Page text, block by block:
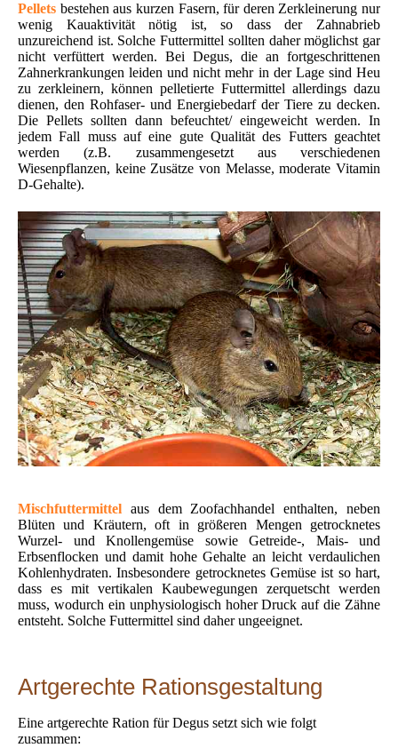
Pellets bestehen aus kurzen Fasern, für deren Zerkleinerung nur
wenig Kauaktivität nötig ist, so dass der Zahnabrieb
unzureichend ist. Solche Futtermittel sollten daher möglichst gar
nicht verfüttert werden. Bei Degus, die an fortgeschrittenen
Zahnerkrankungen leiden und nicht mehr in der Lage sind Heu
zu zerkleinern, können pelletierte Futtermittel allerdings dazu
dienen, den Rohfaser- und Energiebedarf der Tiere zu decken.
Die Pellets sollten dann befeuchtet/ eingeweicht werden. In
jedem Fall muss auf eine gute Qualität des Futters geachtet
werden (z.B. zusammengesetzt aus verschiedenen
Wiesenpflanzen, keine Zusätze von Melasse, moderate Vitamin
D-Gehalte).
Mischfuttermittel aus dem Zoofachhandel enthalten, neben
Blüten und Kräutern, oft in größeren Mengen getrocknetes
Wurzel- und Knollengemüse sowie Getreide-, Mais- und
Erbsenflocken und damit hohe Gehalte an leicht verdaulichen
Kohlenhydraten. Insbesondere getrocknetes Gemüse ist so hart,
dass es mit vertikalen Kaubewegungen zerquetscht werden
muss, wodurch ein unphysiologisch hoher Druck auf die Zähne
entsteht. Solche Futtermittel sind daher ungeeignet.
Artgerechte Rationsgestaltung
Eine artgerechte Ration für Degus setzt sich wie folgt
zusammen: